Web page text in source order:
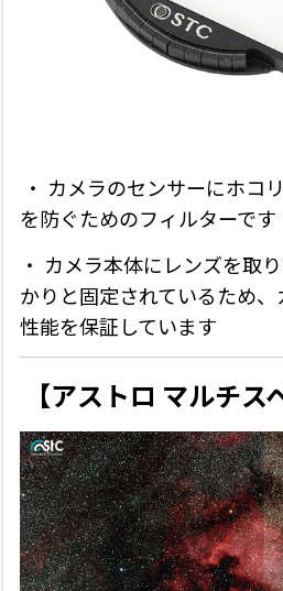
・ カメラのセンサーにホコ
を防ぐためのフィルターです
・ カメラ本体にレンズを取
かりと固定されているため
性能を保証しています
【アストロ マルチス